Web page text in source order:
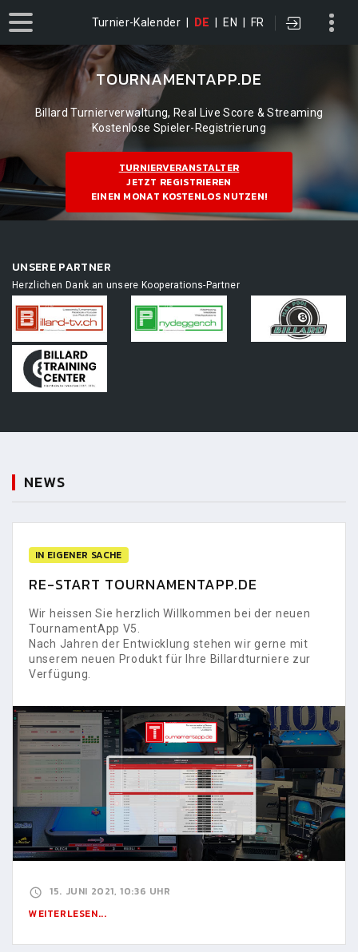
Turnier-Kalender DE EN FR
TOURNAMENTAPP.DE
Billard Turnierverwaltung, Real Live Score & Streaming
Kostenlose Spieler-Registrierung
TURNIERVERANSTALTER
JETZT REGISTRIEREN
EINEN MONAT KOSTENLOS NUTZEN!
UNSERE PARTNER
Herzlichen Dank an unsere Kooperations-Partner
NEWS
IN EIGENER SACHE
RE-START TOURNAMENTAPP.DE
Wir heissen Sie herzlich Willkommen bei der neuen
TournamentApp V5.
Nach Jahren der Entwicklung stehen wir gerne mit
unserem neuen Produkt für Ihre Billardturniere zur
Verfügung.
15. JUNI 2021, 10:36 UHR
WEITERLESEN...